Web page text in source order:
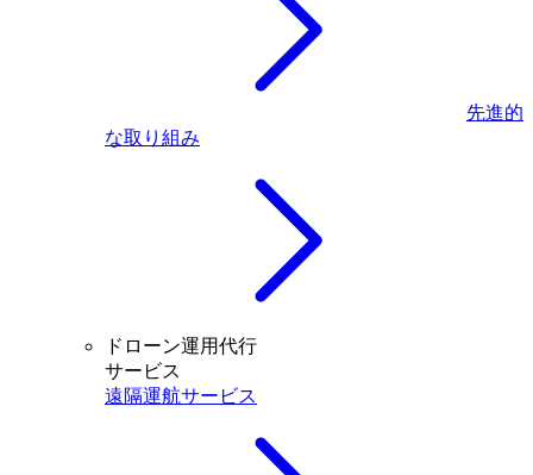
先進的
な取り組み
ドローン運用代行
サービス
遠隔運航サービス